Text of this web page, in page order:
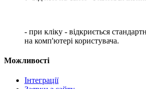
- при кліку - відкриється
на комп'ютері користувача.
Можливості
Інтеграції